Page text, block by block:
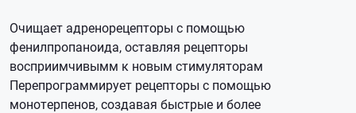
Очищает адренорецепторы с помощью
фенилпропаноида, оставляя рецепторы
восприимчивымм к новым стимуляторам
Перепрограммирует рецепторы с помощью
монотерпенов, создавая быстрые и более